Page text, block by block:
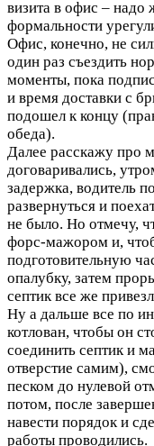
визита в офис – надо
формальности
Офис, конечно, не
один раз съездить
моменты, пока
и время доставки с
подошел к концу
обеда).
Далее расскажу про
договаривались,
задержка, водитель
развернуться и
не было. Но отмечу,
форс-мажором и,
подготовительную
опалубку, затем
септик все же
Ну а дальше все по
котлован, чтобы он
соединить септик и
отверстие самим),
песком до нулевой
потом, после
навести порядок и
работы проводились.